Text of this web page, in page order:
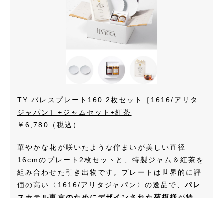
TY パレスプレート160 2枚セット［1616/アリタ
ジャパン］+ジャムセット+紅茶
￥6,780
（税込）
華やかな花が咲いたような佇まいが美しい直径
16cmのプレート2枚セットと、特製ジャム＆紅茶を
組み合わせた引き出物です。プレートは世界的に評
価の高い〈1616/アリタジャパン〉の逸品で、パレ